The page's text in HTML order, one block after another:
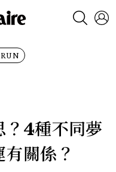
RUN
？4種不同夢
關係？